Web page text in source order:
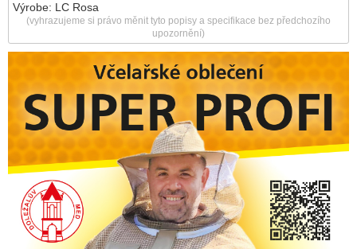
Výrobe: LC Rosa
(vyhrazujeme si právo měnit tyto popisy a specifikace bez předchozího
upozornění)